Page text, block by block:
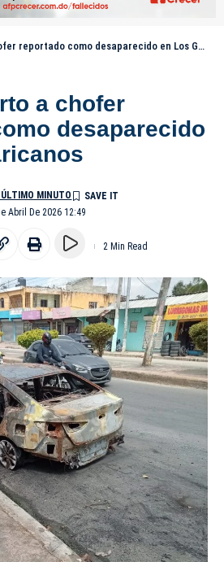
como desaparecido en Los Guaricanos
a chofer
desaparecido
Abril De 2026 12:49
MINUTO
2 Min Read